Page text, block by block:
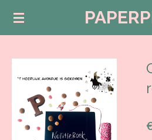
Ga
de
hoofdinhoud